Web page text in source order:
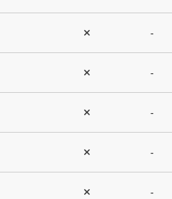
✕ -
✕ -
✕ -
✕ -
✕ -